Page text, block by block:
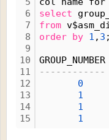
6
7
8
9
10
11
12
13
14
15
select
from
order by 1 , 3 ;
------------
0
1
1
1